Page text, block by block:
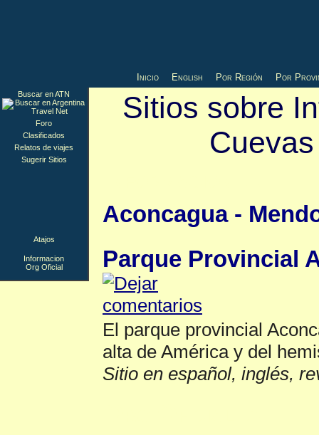
Inicio English Por Región Por
Sitios sobre
Aconcagua -
Parque Provincial
El parque provincial
alta de América y del
Sitio en español, inglés,
Buscar en ATN
Foro
Clasificados
Relatos de viajes
Sugerir Sitios
Atajos
Informacion
Org Oficial